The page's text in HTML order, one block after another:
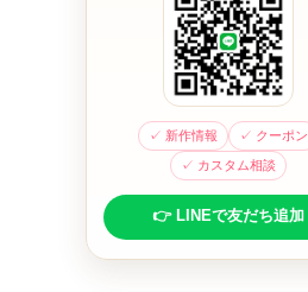
✓ 新作情報 ✓ クーポン
✓ カスタム相談
👉 LINEで友だち追加